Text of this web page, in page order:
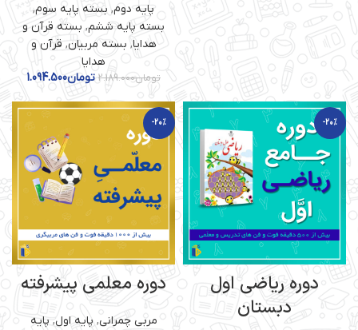
پایه دوم, بسته پایه سوم,
بسته پایه ششم, بسته قرآن و
هدایا, بسته مربیان, قرآن و
هدایا
تومان2.189.000 تومان1.094.500
-20%
دوره ریاضی اول
دبستان
-20%
دوره معلمی پیشرفته
مربی چمرانی,پایه اول, پایه